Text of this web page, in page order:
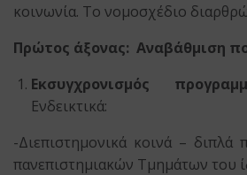
κοινωνία. Το νομοσχέδιο
Πρώτος άξονας: Αναβάθμιση
Εκσυγχρονισμός
Ενδεικτικά:
-Διεπιστημονικά κοινά – διπλά
πανεπιστημιακών Τμημάτων του